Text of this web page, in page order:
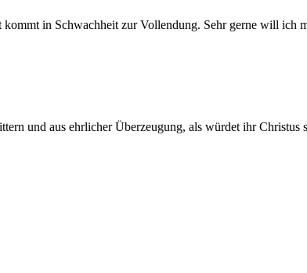
in Schwachheit zur Vollendung. Sehr gerne will
und aus ehrlicher Überzeugung, als würdet ihr Christus